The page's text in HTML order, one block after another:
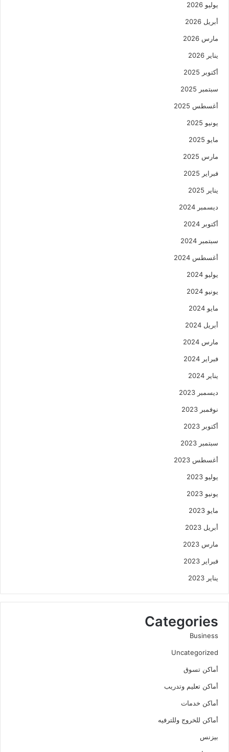
يوليو 2026
أبريل 2026
مارس 2026
يناير 2026
أكتوبر 2025
سبتمبر 2025
أغسطس 2025
يونيو 2025
مايو 2025
مارس 2025
فبراير 2025
يناير 2025
ديسمبر 2024
أكتوبر 2024
سبتمبر 2024
أغسطس 2024
يوليو 2024
يونيو 2024
مايو 2024
أبريل 2024
مارس 2024
فبراير 2024
يناير 2024
ديسمبر 2023
نوفمبر 2023
أكتوبر 2023
سبتمبر 2023
أغسطس 2023
يوليو 2023
يونيو 2023
مايو 2023
أبريل 2023
مارس 2023
فبراير 2023
يناير 2023
Categories
Business
Uncategorized
أماكن تسوق
أماكن تعليم وتدريب
أماكن خدمات
أماكن للخروج وللترفيه
بيزنس